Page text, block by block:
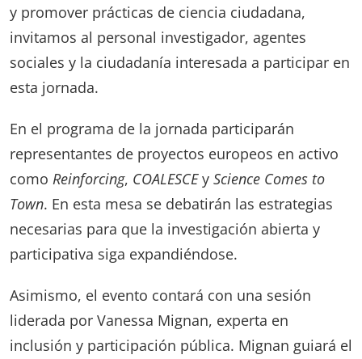
y promover prácticas de ciencia ciudadana,
invitamos al personal investigador, agentes
sociales y la ciudadanía interesada a participar en
esta jornada.
En el programa de la jornada participarán
representantes de proyectos europeos en activo
como Reinforcing, COALESCEy Science Comes to
Town. En esta mesa se debatirán las estrategias
necesarias para que la investigación abierta y
participativa siga expandiéndose.
Asimismo, el evento contará con una sesión
liderada por Vanessa Mignan, experta en
inclusión y participación pública. Mignan guiará el